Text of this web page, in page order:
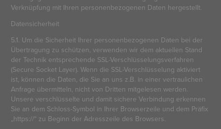
Verknüpfung mit Ihren personenbezogenen Daten hergestellt.
Datensicherheit
5.1. Um die Sicherheit Ihrer personenbezogenen Daten bei der
Übertragung zu schützen, verwenden wir dem aktuellen Stand
der Technik entsprechende SSL-Verschlüsselungsverfahren
(Secure Socket Layer). Wenn die SSL-Verschlüsselung aktiviert
ist, können die Daten, die Sie an uns z.B. in einer vertraulichen
Anfrage übermitteln, nicht von Dritten mitgelesen werden.
Unsere verschlüsselte und damit sichere Verbindung erkennen
Sie an dem Schloss-Symbol in Ihrer Browserzeile und dem Präfix
„https://“ zu Beginn der Adresszeile des Browsers.